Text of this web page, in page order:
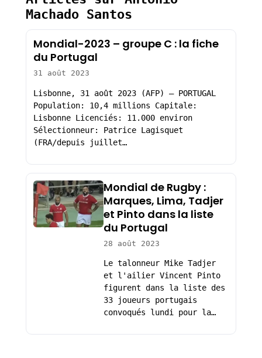
Machado Santos
Mondial-2023 – groupe C : la fiche
du Portugal
31 août 2023
Lisbonne, 31 août 2023 (AFP) – PORTUGAL
Population: 10,4 millions Capitale:
Lisbonne Licenciés: 11.000 environ
Sélectionneur: Patrice Lagisquet
(FRA/depuis juillet…
Mondial de Rugby :
Marques, Lima, Tadjer
et Pinto dans la liste
du Portugal
28 août 2023
Le talonneur Mike Tadjer
et l'ailier Vincent Pinto
figurent dans la liste des
33 joueurs portugais
convoqués lundi pour la…